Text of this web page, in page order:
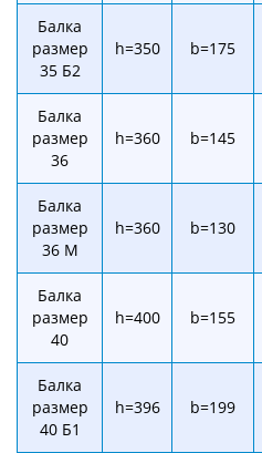
Балка
размер
35 Б2
h=350 b=175
Балка
размер
36
h=360 b=145
Балка
размер
36 М
h=360 b=130
Балка
размер
40
h=400 b=155
Балка
размер
40 Б1
h=396 b=199